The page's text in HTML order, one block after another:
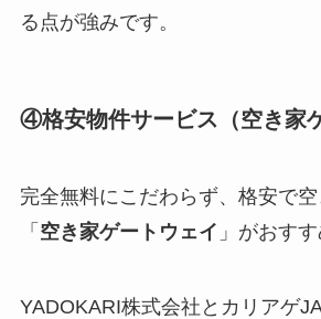
る点が強みです。
④格安物件サービス（空き家
完全無料にこだわらず、格安で
「 空き家ゲートウェイ 」がおすす
YADOKARI株式会社とカリアゲ